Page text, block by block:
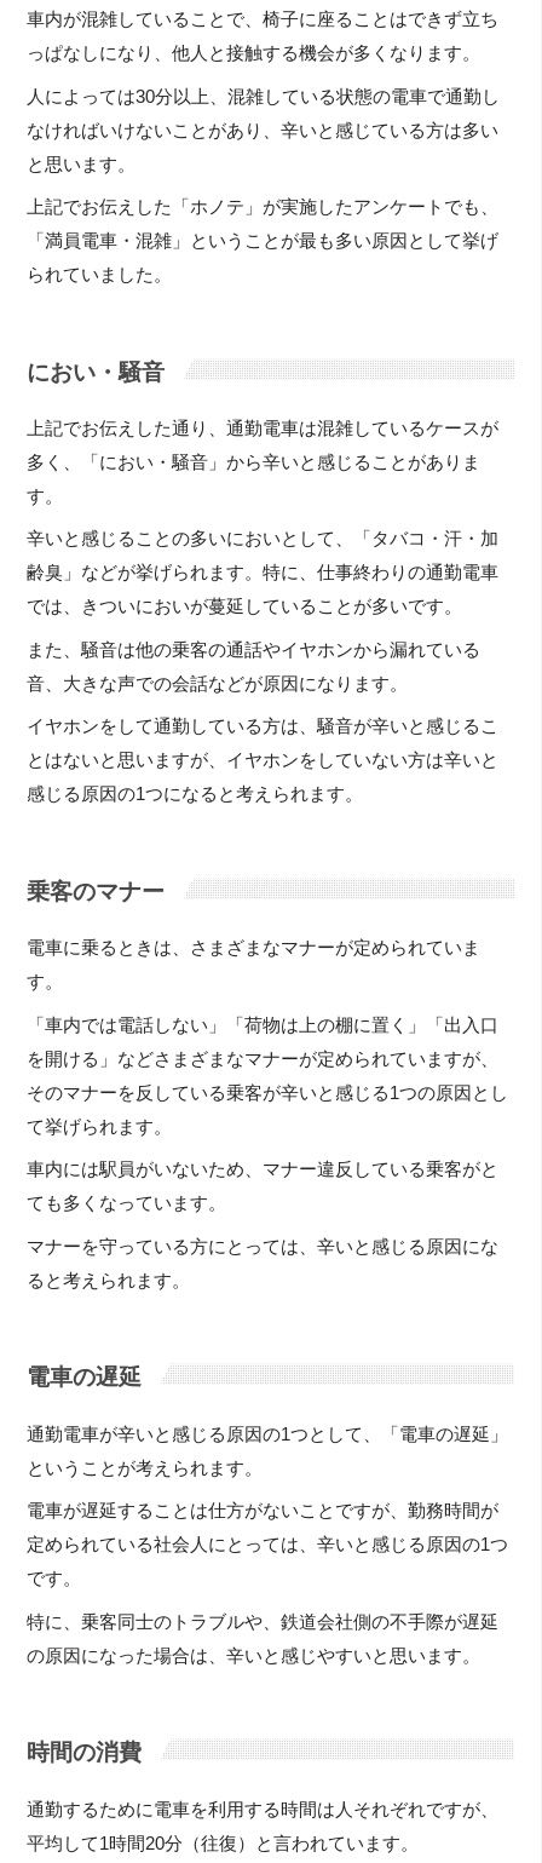
車内が混雑していることで、椅子に座ることはできず立ち
っぱなしになり、他人と接触する機会が多くなります。
人によっては30分以上、混雑している状態の電車で通勤し
なければいけないことがあり、辛いと感じている方は多い
と思います。
上記でお伝えした「ホノテ」が実施したアンケートでも、
「満員電車・混雑」ということが最も多い原因として挙げ
られていました。
におい・騒音
上記でお伝えした通り、通勤電車は混雑しているケースが
多く、「におい・騒音」から辛いと感じることがありま
す。
辛いと感じることの多いにおいとして、「タバコ・汗・加
齢臭」などが挙げられます。特に、仕事終わりの通勤電車
では、きついにおいが蔓延していることが多いです。
また、騒音は他の乗客の通話やイヤホンから漏れている
音、大きな声での会話などが原因になります。
イヤホンをして通勤している方は、騒音が辛いと感じるこ
とはないと思いますが、イヤホンをしていない方は辛いと
感じる原因の1つになると考えられます。
乗客のマナー
電車に乗るときは、さまざまなマナーが定められていま
す。
「車内では電話しない」「荷物は上の棚に置く」「出入口
を開ける」などさまざまなマナーが定められていますが、
そのマナーを反している乗客が辛いと感じる1つの原因とし
て挙げられます。
車内には駅員がいないため、マナー違反している乗客がと
ても多くなっています。
マナーを守っている方にとっては、辛いと感じる原因にな
ると考えられます。
電車の遅延
通勤電車が辛いと感じる原因の1つとして、「電車の遅延」
ということが考えられます。
電車が遅延することは仕方がないことですが、勤務時間が
定められている社会人にとっては、辛いと感じる原因の1つ
です。
特に、乗客同士のトラブルや、鉄道会社側の不手際が遅延
の原因になった場合は、辛いと感じやすいと思います。
時間の消費
通勤するために電車を利用する時間は人それぞれですが、
平均して1時間20分（往復）と言われています。